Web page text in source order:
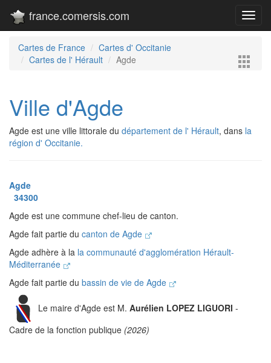
france.comersis.com
Cartes de France
Cartes d' Occitanie
Cartes de l' Hérault
Agde
Ville d'Agde
Agde est une ville littorale du département de l' Hérault, dans la
région d' Occitanie.
Agde
34300
Agde est une commune chef-lieu de canton.
Agde fait partie du canton de Agde
Agde adhère à la la communauté d'agglomération Hérault-
Méditerranée
Agde fait partie du bassin de vie de Agde
Le maire d'Agde est M. Aurélien LOPEZ LIGUORI -
Cadre de la fonction publique (2026)